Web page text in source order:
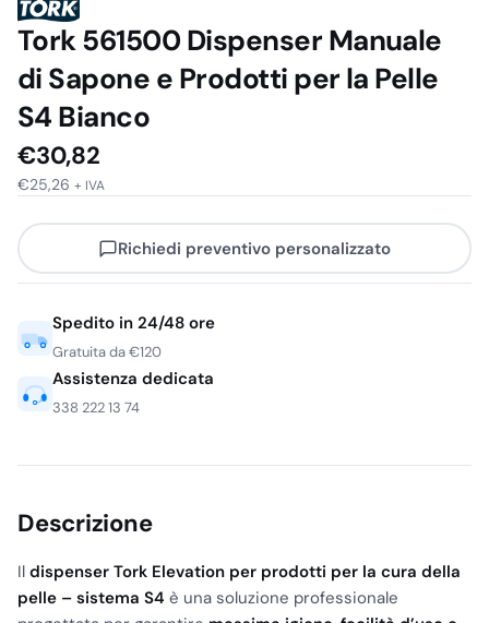
Tork 561500 Dispenser Manuale
di Sapone e Prodotti per la Pelle
S4 Bianco
€30,82
€25,26 + IVA
Richiedi preventivo personalizzato
Spedito in 24/48 ore
Gratuita da €120
Assistenza dedicata
338 222 13 74
Descrizione
Il dispenser Tork Elevation per prodotti per la cura della
pelle – sistema S4 è una soluzione professionale